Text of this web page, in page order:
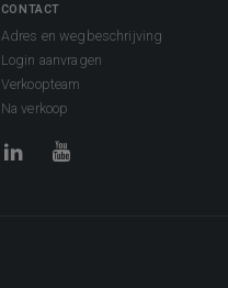
CONTACT
Adres en wegbeschrijving
Login aanvragen
Verkoopteam
Na verkoop